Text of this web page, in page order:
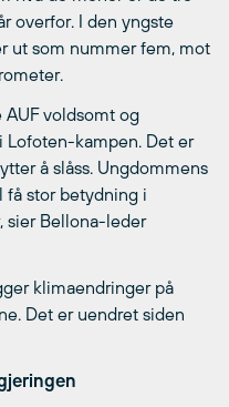
overfor. I den yngste
ut som nummer fem, mot
voldsomt og
Lofoten-kampen. Det er
å slåss. Ungdommens
få stor betydning i
sier Bellona-leder
klimaendringer på
Det er uendret siden